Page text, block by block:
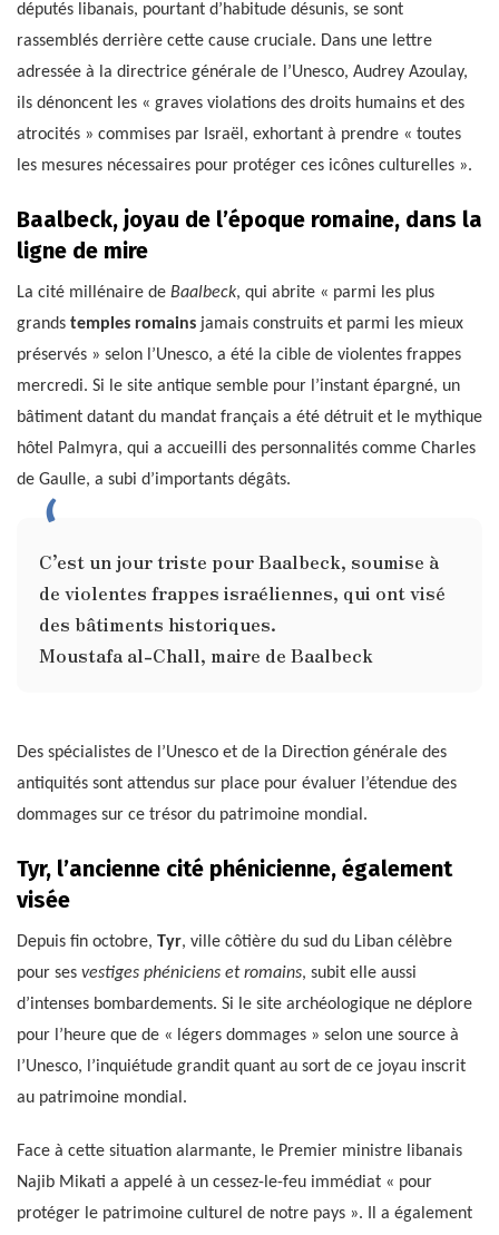
députés libanais, pourtant d’habitude désunis, se sont
rassemblés derrière cette cause cruciale. Dans une lettre
adressée à la directrice générale de l’Unesco, Audrey Azoulay,
ils dénoncent les « graves violations des droits humains et des
atrocités » commises par Israël, exhortant à prendre « toutes
les mesures nécessaires pour protéger ces icônes culturelles ».
Baalbeck, joyau de l’époque romaine, dans la
ligne de mire
La cité millénaire de Baalbeck, qui abrite « parmi les plus
grands temples romains jamais construits et parmi les mieux
préservés » selon l’Unesco, a été la cible de violentes frappes
mercredi. Si le site antique semble pour l’instant épargné, un
bâtiment datant du mandat français a été détruit et le mythique
hôtel Palmyra, qui a accueilli des personnalités comme Charles
de Gaulle, a subi d’importants dégâts.
C’est un jour triste pour Baalbeck, soumise à
de violentes frappes israéliennes, qui ont visé
des bâtiments historiques.
Moustafa al-Chall, maire de Baalbeck
Des spécialistes de l’Unesco et de la Direction générale des
antiquités sont attendus sur place pour évaluer l’étendue des
dommages sur ce trésor du patrimoine mondial.
Tyr, l’ancienne cité phénicienne, également
visée
Depuis fin octobre, Tyr, ville côtière du sud du Liban célèbre
pour ses vestiges phéniciens et romains, subit elle aussi
d’intenses bombardements. Si le site archéologique ne déplore
pour l’heure que de « légers dommages » selon une source à
l’Unesco, l’inquiétude grandit quant au sort de ce joyau inscrit
au patrimoine mondial.
Face à cette situation alarmante, le Premier ministre libanais
Najib Mikati a appelé à un cessez-le-feu immédiat « pour
protéger le patrimoine culturel de notre pays ». Il a également